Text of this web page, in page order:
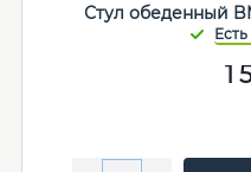
Стул обеденный
1